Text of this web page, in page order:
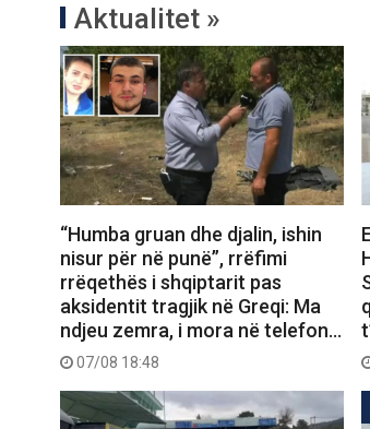
Aktualitet »
“Humba gruan dhe djalin, ishin
nisur për në punë”, rrëfimi
rrëqethës i shqiptarit pas
aksidentit tragjik në Greqi: Ma
ndjeu zemra, i mora në telefon…
07/08 18:48